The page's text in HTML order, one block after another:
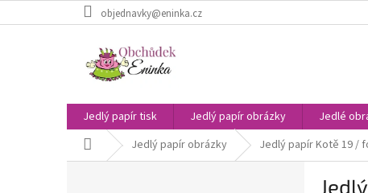
na
objednavky@eninka.cz
Jedlý papír tisk Jedlý papír obrázky Jedlé
Domů Jedlý papír obrázky Jedlý papír Kotě 19 /